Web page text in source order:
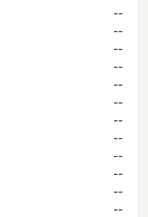
--
--
--
--
--
--
--
--
--
--
--
--